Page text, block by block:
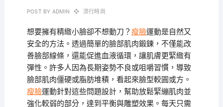
POST BY ADMIN 流行時尚
想要擁有精緻小臉卻不想動刀？ 瘦臉運動是自然又
安全的方法。透過簡單的臉部肌肉鍛鍊，不僅能改
善臉部線條，還能促進血液循環，讓肌膚更緊緻有
彈性。許多人因為長期姿勢不良或咀嚼習慣，導致
臉部肌肉僵硬或脂肪堆積，看起來臉型較圓或方。
瘦臉運動針對這些問題設計，幫助放鬆緊繃肌肉並
強化較弱的部分，達到平衡與雕塑效果。每天只需